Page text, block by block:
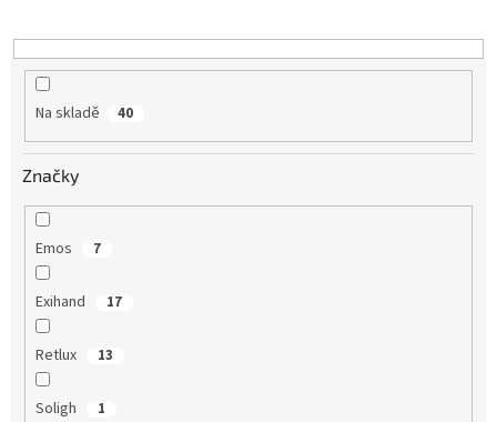
k
t
Na skladě 40
Značky
Emos 7
Exihand 17
Retlux 13
Soligh 1